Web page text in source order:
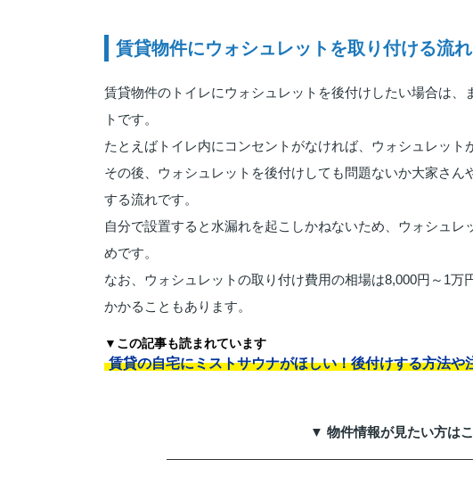
賃貸物件にウォシュレットを取り付ける流れ
賃貸物件のトイレにウォシュレットを後付けしたい場合は
トです。
たとえばトイレ内にコンセントがなければ、ウォシュレット
その後、ウォシュレットを後付けしても問題ないか大家さ
する流れです。
自分で設置すると水漏れを起こしかねないため、ウォシュ
めです。
なお、ウォシュレットの取り付け費用の相場は8,000円～1
かかることもあります。
▼この記事も読まれています
賃貸の自宅にミストサウナがほしい！後付けする方法や
▼ 物件情報が見たい方は